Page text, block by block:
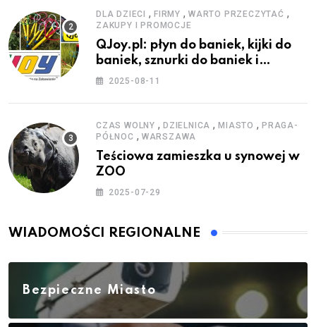
DLA DZIECI , FIRMY , WARTO PRZECZYTAĆ ,
ZAKUPY I PROMOCJE
QJoy.pl: płyn do baniek, kijki do
baniek, sznurki do baniek i
zestawy do baniek
2025-08-11
CZAS WOLNY , DZIELNICA ,MIASTO ,PRAGA-
PÓŁNOC , WARSZAWA
Teściowa zamieszka u synowej w
ZOO
2025-07-29
WIADOMOŚCI REGIONALNE
Bezpieczne Miasto